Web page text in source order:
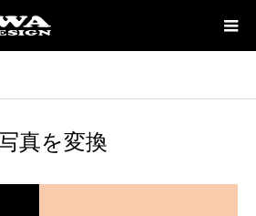
真を変換